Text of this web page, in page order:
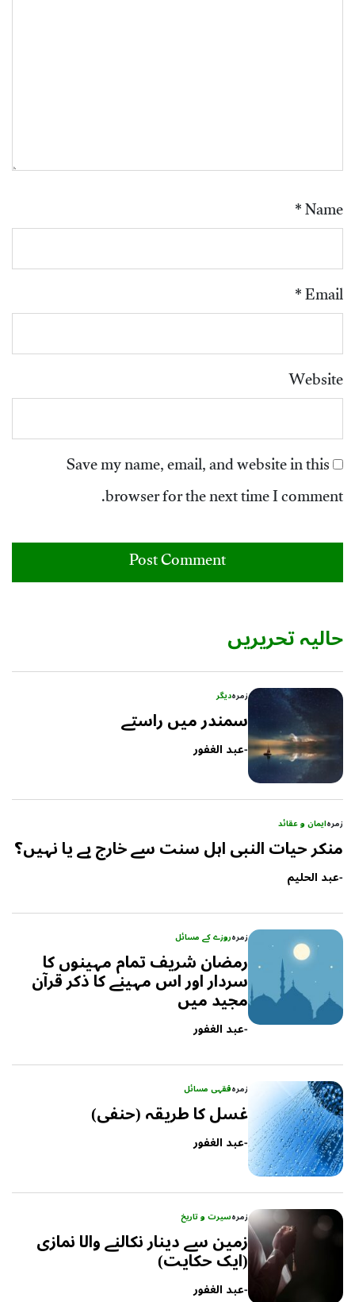
Name
*
Email
*
Website
Save my name, email, and website in this
browser for the next time I comment.
حالیہ تحریریں
زمرہدیگر
سمندر میں راستے
-عبد الغفور
زمرہایمان و عقائد
منکر حیات النبی اہل سنت سے خارج ہے یا نہیں؟
-عبد الحلیم
زمرہروزے کے مسائل
رمضان شریف تمام مہینوں کا
سردار اور اس مہینے کا ذکر قرآن
مجید میں
-عبد الغفور
زمرہفقہی مسائل
غسل کا طریقہ (حنفی)
-عبد الغفور
زمرہسیرت و تاریخ
زمین سے دینار نکالنے والا نمازی
(ایک حکایت)
-عبد الغفور